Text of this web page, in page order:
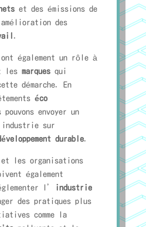
et des émissions de
des
.
ont également un rôle à
les marquesqui
démarche. En
éco
pouvons envoyer un
sur
durable.
et les organisations
également
l’
industrie
des pratiques plus
comme la